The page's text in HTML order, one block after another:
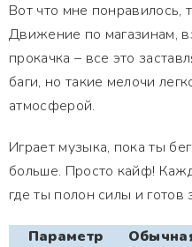
Вот что мне понравилось,
Движение по магазинам,
прокачка – все это
баги, но такие мелочи
атмосферой.
Играет музыка, пока ты
больше. Просто кайф!
где ты полон силы и готов
Параметр